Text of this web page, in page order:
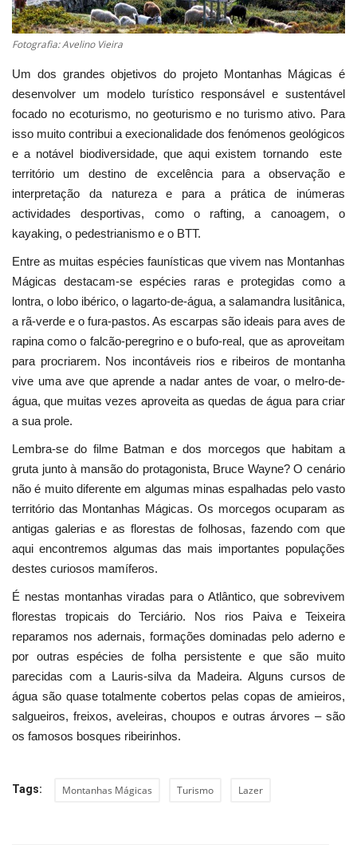
Estatuto Editorial
Saúde
Ficha técnica
Cultura
Lazer
Ambiente
Fotografia: Avelino Vieira
Um dos grandes objetivos do projeto Montanhas Mágicas é
desenvolver um modelo turístico responsável e sustentável
focado no ecoturismo, no geoturismo e no turismo ativo. Para
isso muito contribui a execionalidade dos fenómenos geológicos
e a notável biodiversidade, que aqui existem tornando este
território um destino de excelência para a observação e
interpretação da natureza e para a prática de inúmeras
actividades desportivas, como o rafting, a canoagem, o
kayaking, o pedestrianismo e o BTT.
Entre as muitas espécies faunísticas que vivem nas Montanhas
Mágicas destacam-se espécies raras e protegidas como a
lontra, o lobo ibérico, o lagarto-de-água, a salamandra lusitânica,
a rã-verde e o fura-pastos. As escarpas são ideais para aves de
rapina como o falcão-peregrino e o bufo-real, que as aproveitam
para procriarem. Nos incontáveis rios e ribeiros de montanha
vive uma ave que aprende a nadar antes de voar, o melro-de-
água, que muitas vezes aproveita as quedas de água para criar
a sua prole.
Lembra-se do filme Batman e dos morcegos que habitam a
gruta junto à mansão do protagonista, Bruce Wayne? O cenário
não é muito diferente em algumas minas espalhadas pelo vasto
território das Montanhas Mágicas. Os morcegos ocuparam as
antigas galerias e as florestas de folhosas, fazendo com que
aqui encontremos algumas das mais importantes populações
destes curiosos mamíferos.
É nestas montanhas viradas para o Atlântico, que sobrevivem
florestas tropicais do Terciário. Nos rios Paiva e Teixeira
reparamos nos adernais, formações dominadas pelo aderno e
por outras espécies de folha persistente e que são muito
parecidas com a Lauris-silva da Madeira. Alguns cursos de
água são quase totalmente cobertos pelas copas de amieiros,
salgueiros, freixos, aveleiras, choupos e outras árvores – são
os famosos bosques ribeirinhos.
Tags: Montanhas Mágicas Turismo Lazer